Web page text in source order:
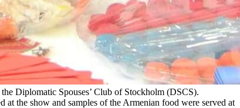
Diplomatic Spouses’ Club of Stockholm (DSCS).
the show and samples of the Armenian food were served at